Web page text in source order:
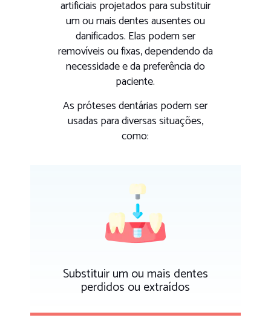
artificiais projetados para substituir
um ou mais dentes ausentes ou
danificados. Elas podem ser
removíveis ou fixas, dependendo da
necessidade e da preferência do
paciente.
As próteses dentárias podem ser
usadas para diversas situações,
como:
Substituir um ou mais dentes
perdidos ou extraídos